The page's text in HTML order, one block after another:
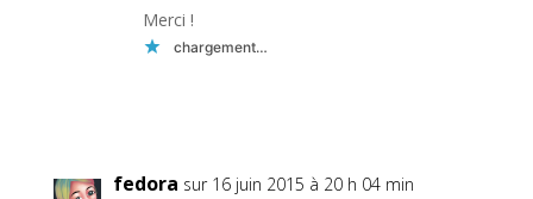
Merci !
chargement…
fedora sur 16 juin 2015 à 20 h 04 min